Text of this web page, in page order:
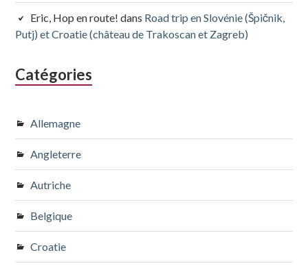
Eric, Hop en route! dans Road trip en Slovénie (Špičnik,
Putj) et Croatie (château de Trakoscan et Zagreb)
Catégories
Allemagne
Angleterre
Autriche
Belgique
Croatie